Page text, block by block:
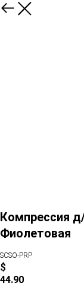
Компрессия
Фиолетовая
SCSO-PRP
$
44.90